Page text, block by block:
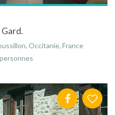
Occitanie, France